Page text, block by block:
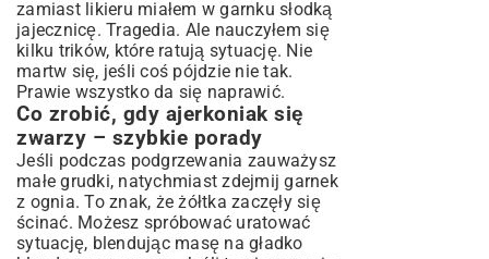
zamiast likieru miałem w garnku słodką
jajecznicę. Tragedia. Ale nauczyłem się
kilku trików, które ratują sytuację. Nie
martw się, jeśli coś pójdzie nie tak.
Prawie wszystko da się naprawić.
Co zrobić, gdy ajerkoniak się
zwarzy – szybkie porady
Jeśli podczas podgrzewania zauważysz
małe grudki, natychmiast zdejmij garnek
z ognia. To znak, że żółtka zaczęły się
ścinać. Możesz spróbować uratować
sytuację, blendując masę na gładko